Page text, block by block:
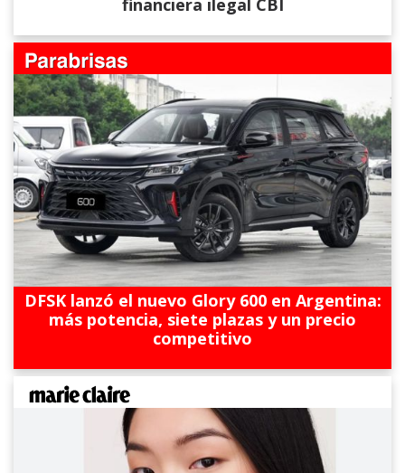
DFSK lanzó el nuevo Glory 600 en Argentina:
más potencia, siete plazas y un precio
competitivo